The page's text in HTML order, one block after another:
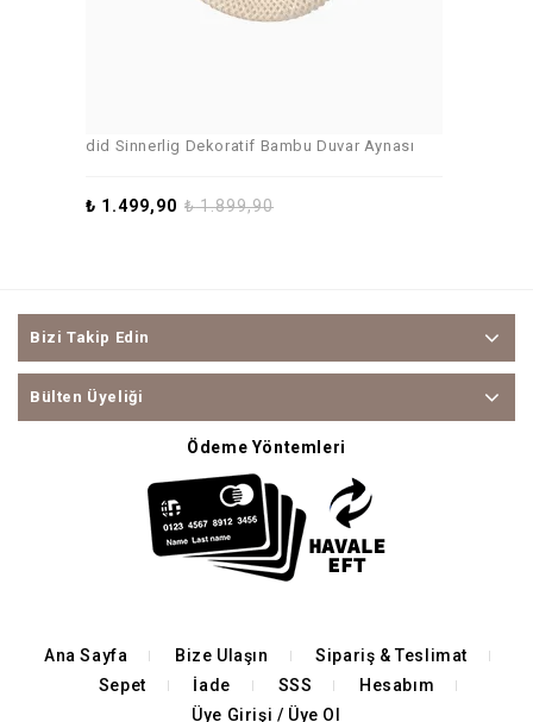
did Sinnerlig Dekoratif Bambu Duvar Aynası
₺1.899,90
₺ 1.499,90
Bizi Takip Edin
Bülten Üyeliği
Ödeme Yöntemleri
Ana Sayfa Bize Ulaşın
Sipariş & Teslimat
Sepet
İade SSS
Hesabım
Üye Girişi / Üye Ol